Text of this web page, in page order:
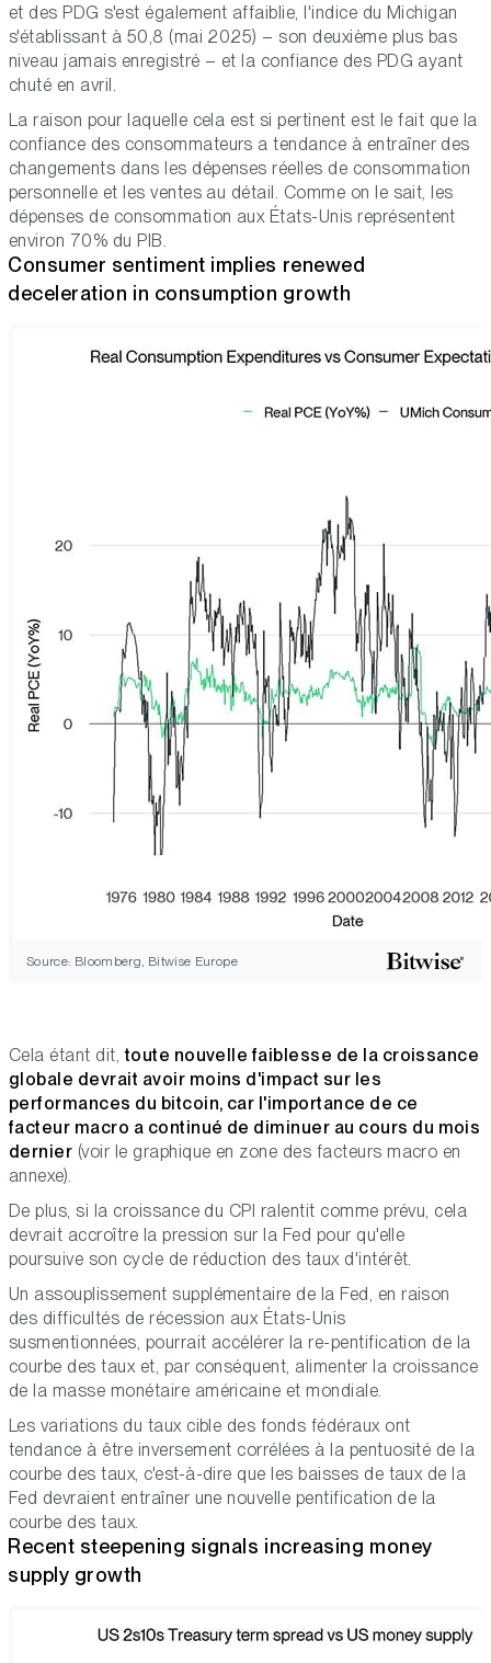
et des PDG s'est également affaiblie, l'indice du Michigan
s'établissant à 50,8 (mai 2025) – son deuxième plus bas
niveau jamais enregistré – et la confiance des PDG ayant
chuté en avril.
La raison pour laquelle cela est si pertinent est le fait que la
confiance des consommateurs a tendance à entraîner des
changements dans les dépenses réelles de consommation
personnelle et les ventes au détail. Comme on le sait, les
dépenses de consommation aux États-Unis représentent
environ 70% du PIB.
Consumer sentiment implies renewed
deceleration in consumption growth
Source: Bloomberg, Bitwise Europe
Cela étant dit,toute nouvelle faiblesse de la croissance
globale devrait avoir moins d'impact sur les
performances du bitcoin, car l'importance de ce
facteur macro a continué de diminuer au cours du mois
dernier (voir le graphique en zone des facteurs macro en
annexe).
De plus, si la croissance du CPI ralentit comme prévu, cela
devrait accroître la pression sur la Fed pour qu'elle
poursuive son cycle de réduction des taux d'intérêt.
Un assouplissement supplémentaire de la Fed, en raison
des difficultés de récession aux États-Unis
susmentionnées, pourrait accélérer la re-pentification de la
courbe des taux et, par conséquent, alimenter la croissance
de la masse monétaire américaine et mondiale.
Les variations du taux cible des fonds fédéraux ont
tendance à être inversement corrélées à la pentuosité de la
courbe des taux, c'est-à-dire que les baisses de taux de la
Fed devraient entraîner une nouvelle pentification de la
courbe des taux.
Recent steepening signals increasing money
supply growth